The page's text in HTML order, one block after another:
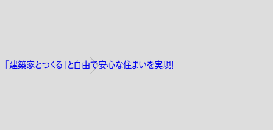
「建築家とつくる」と自由で安心な住まいを実現！